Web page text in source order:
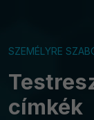
SZEMÉLYRE
címkék